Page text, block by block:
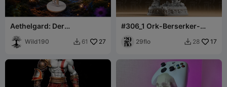
Aethelgard: Der
Schattenelf-Krieger
Wild190  61 27
#306_1 Ork-Berserker-
Statue29flo  28 17